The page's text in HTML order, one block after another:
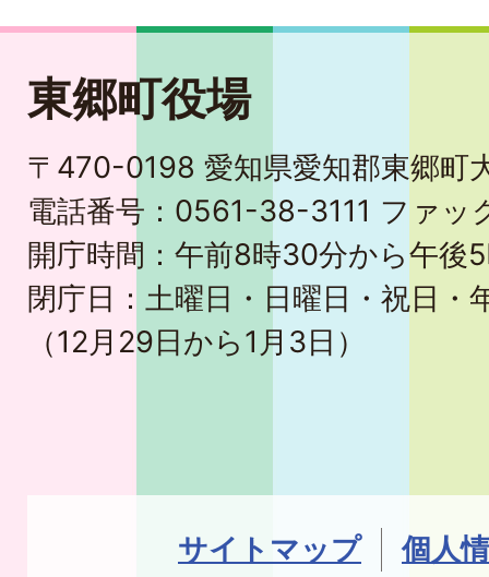
東郷町役場
〒470-0198 愛知県愛知郡東郷町
電話番号：0561-38-3111 ファ
開庁時間：午前8時30分から午後
閉庁日：土曜日・日曜日・祝日・
（12月29日から1月3日）
サイトマップ
個人